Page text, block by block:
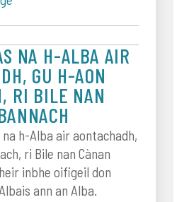
NA H-ALBA AIR
GU H-AON
RI BILE NAN
h-Alba air aontachadh,
ri Bile nan Cànan
inbhe oifigeil don
ann an Alba.